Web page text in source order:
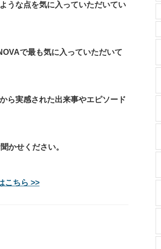
うな点を気に入っていただいてい
で最も気に入っていただいて
ら実感された出来事やエピソード
かせください。
こちら >>